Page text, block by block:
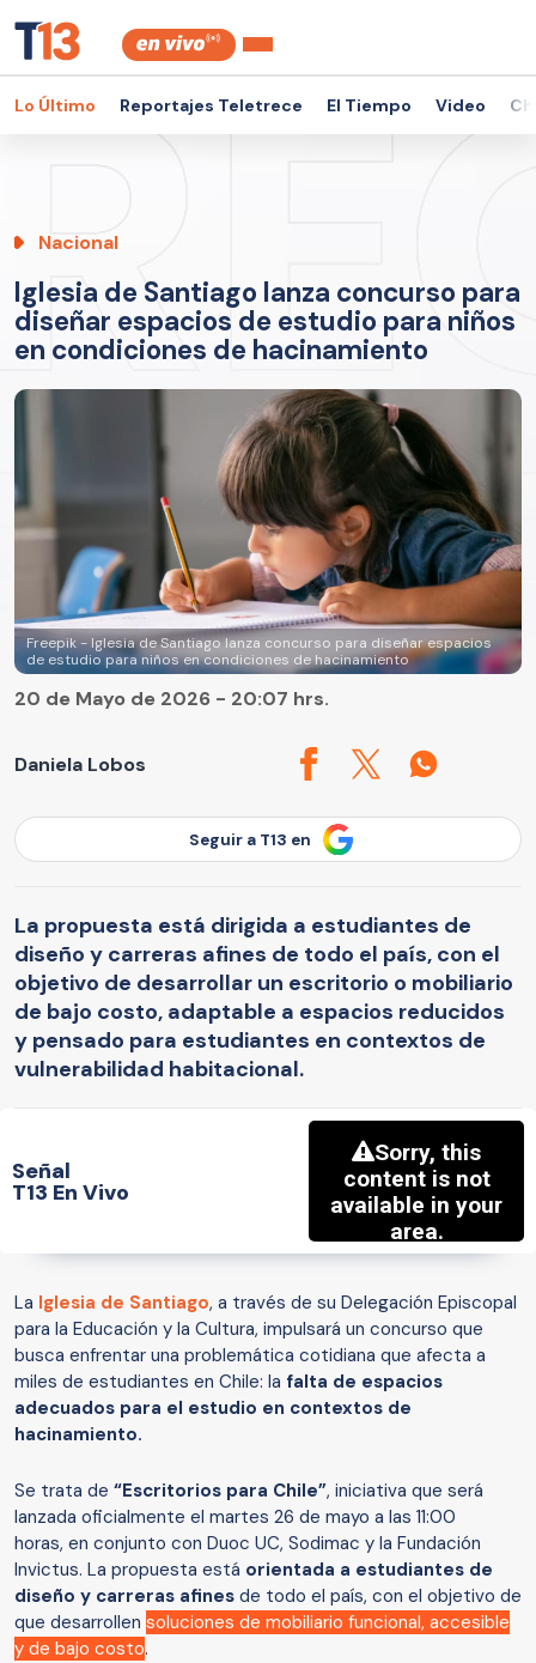
Lo Último Reportajes Teletrece El Tiempo Video
Nacional
Iglesia de Santiago lanza concurso para
diseñar espacios de estudio para niños
en condiciones de hacinamiento
Freepik - Iglesia de Santiago lanza concurso para diseñar espacios
de estudio para niños en condiciones de hacinamiento
Daniela Lobos
20 de Mayo de 2026 - 20:07 hrs.
Seguir a T13 en
La propuesta está dirigida a estudiantes de
diseño y carreras afines de todo el país, con el
objetivo de desarrollar un escritorio o mobiliario
de bajo costo, adaptable a espacios reducidos
y pensado para estudiantes en contextos de
vulnerabilidad habitacional.
Señal
T13 En Vivo
La Iglesia de Santiago, a través de su Delegación Episcopal
para la Educación y la Cultura, impulsará un concurso que
busca enfrentar una problemática cotidiana que afecta a
miles de estudiantes en Chile: la falta de espacios
adecuados para el estudio en contextos de
hacinamiento.
Se trata de “Escritorios para Chile”, iniciativa que será
lanzada oficialmente el martes 26 de mayo a las 11:00
horas, en conjunto con Duoc UC, Sodimac y la Fundación
Invictus. La propuesta está orientada a estudiantes de
diseño y carreras afines de todo el país, con el objetivo de
que desarrollen soluciones de mobiliario funcional, accesible
y de bajo costo.